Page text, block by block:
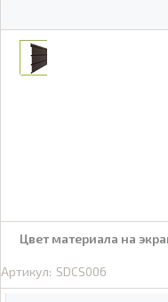
Цвет материала на
Артикул: SDCS006